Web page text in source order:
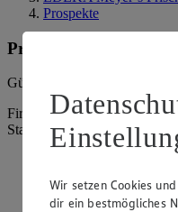
Prospekte
Prospekte
Gültig vom
Firma: Meyer's
Stade
ansehen
Wir setzen Cookies
dir ein bestmögliches